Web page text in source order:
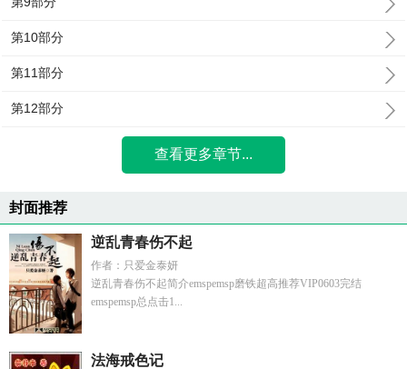
第10部分
第11部分
第12部分
查看更多章节...
封面推荐
逆乱青春伤不起
作者：只爱金泰妍
逆乱青春伤不起简介emspemsp磨铁超高推荐VIP0603完结
emspemsp总点击1...
法海戒色记